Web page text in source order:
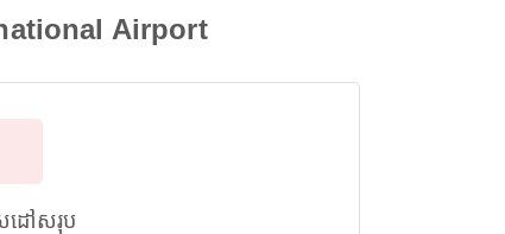
Airport
ដៅសរុប